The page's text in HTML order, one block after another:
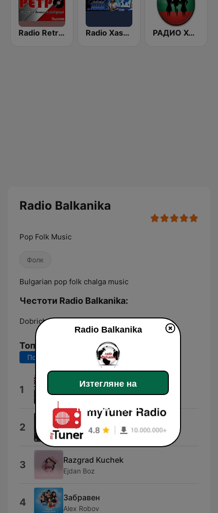
Radio Retro - Samokov Radio Xaschove (Хъшове) РАДИО ХОРО
Radio Balkanika
Pop Folk Music
Фолк
Bulgarian pop folk chalga music
Честоти Radio Balkanika:
Dobrich: 106.0 FM
Топ песни
Последните 7 дни Последните 30 дни
1 Preslava Aneliq
Preslava & Elena
2 Attack
Ejdan Boz
3 Razgrad Kuchek
Ejdan Boz
4 Забравен
Alex Robov
Radio Balkanika
Изтегляне на
приложението